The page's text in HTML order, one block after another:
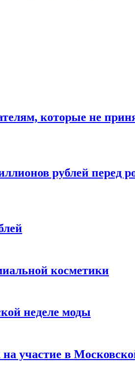
которые не
рублей перед
косметики
неделе моды
участие в